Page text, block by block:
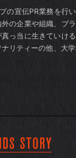
の宣伝PR業務を行
の企業や組織、ブ
っ当に生きていけ
リティーの他、大